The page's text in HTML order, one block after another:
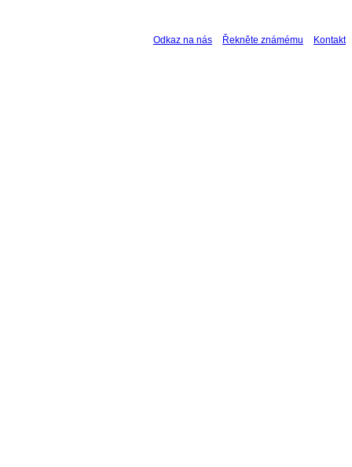
Odkaz na nás Řekněte známému Kontakt